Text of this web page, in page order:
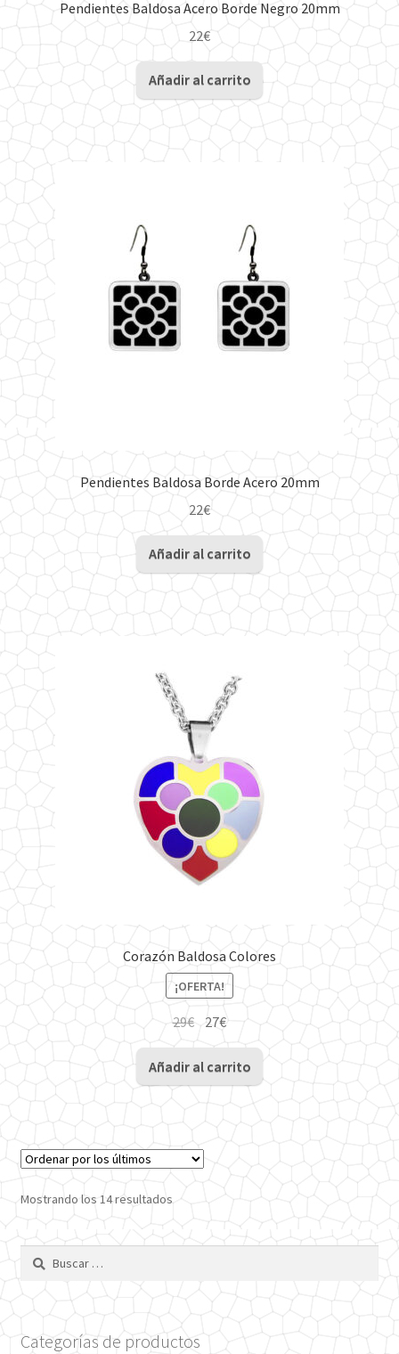
Pendientes Baldosa Acero Borde Negro 20mm
22€
Añadir al carrito
Pendientes Baldosa Borde Acero 20mm
22€
Añadir al carrito
Corazón Baldosa Colores
¡OFERTA!
29€ El
precio
original
era:
27€El
precio
actual
es:
27€.
Añadir al carrito
Mostrando los 14 resultadosOrdenado
por
los
Buscar:
Categorías de productos